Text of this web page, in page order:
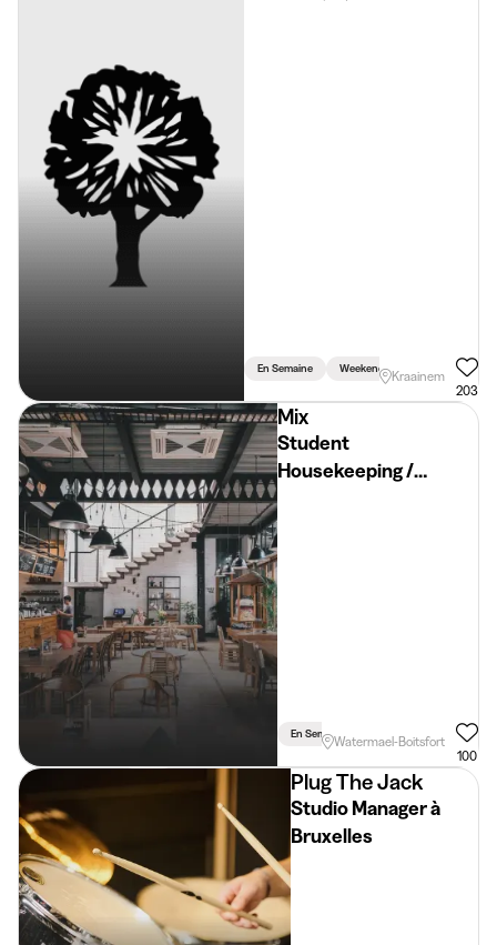
En Semaine Weekend Kraainem
203
Mix
Student
Housekeeping /
En Semaine Weekend Vacances
Watermael-Boitsfort
100
Plug The Jack
Studio Manager à
Bruxelles